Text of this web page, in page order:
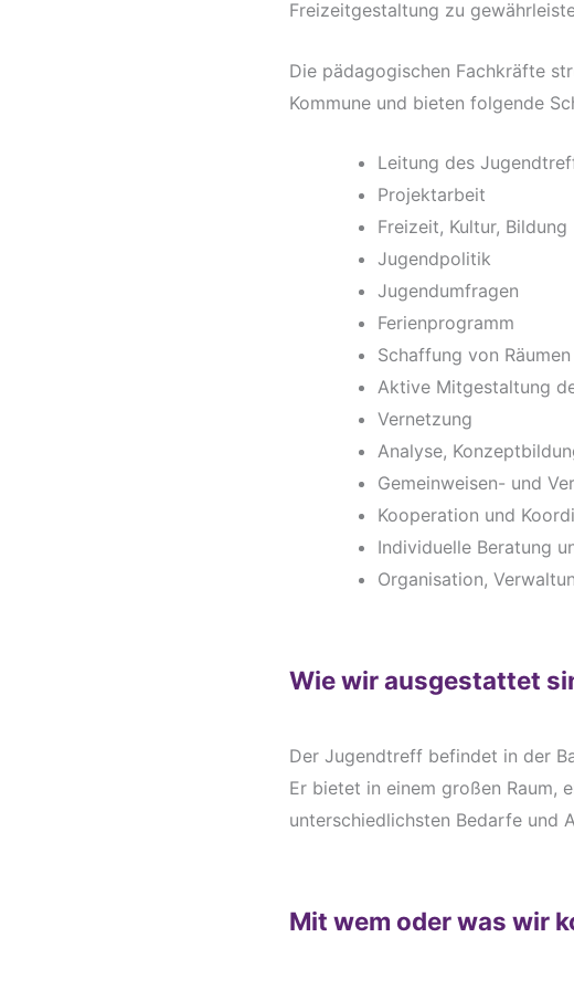
Freizeitgestaltung zu
Die pädagogischen Fachkräfte
Kommune und bieten folgende
Leitung des
Projektarbeit
Freizeit, Kultur, Bildung
Jugendpolitik
Jugendumfragen
Ferienprogramm
Schaffung von
Aktive Mitgestaltung
Vernetzung
Analyse,
Gemeinweisen- und
Kooperation und
Individuelle Beratung
Organisation,
Wie wir ausgestattet
Der Jugendtreff befindet in der
Er bietet in einem großen Raum,
unterschiedlichsten Bedarfe und
Mit wem oder was wir